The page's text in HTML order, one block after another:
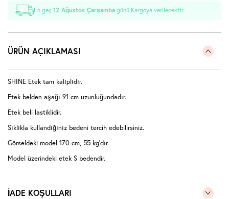
En geç12 Ağustos Çarşamba günü Kargoya verilecektir.
ÜRÜN AÇIKLAMASI
SHİNE Etek tam kalıplıdır.
Etek belden aşağı 91 cm uzunluğundadır.
Etek beli lastiklidir.
Sıklıkla kullandığınız bedeni tercih edebilirsiniz.
Görseldeki model 170 cm, 55 kg'dır.
Model üzerindeki etek S bedendir.
İADE KOŞULLARI